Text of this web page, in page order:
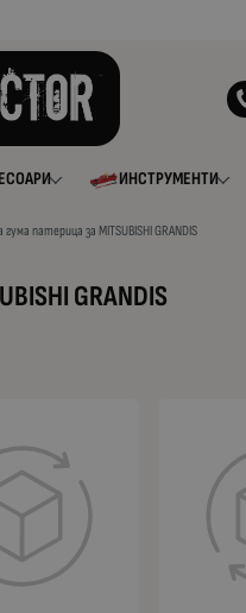
ИНСТРУМЕНТИ
гума патерица за MITSUBISHI GRANDIS
GRANDIS